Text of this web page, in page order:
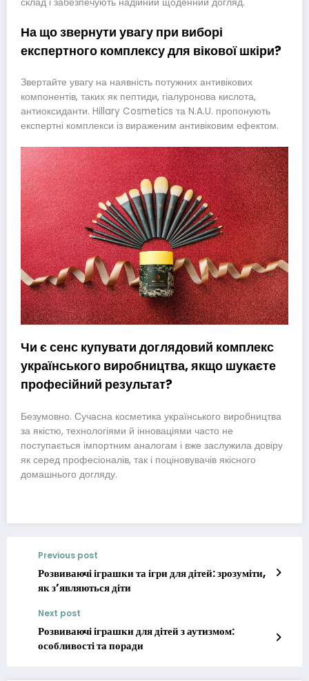
На що звернути увагу при виборі
експертного комплексу для вікової шкіри?
Звертайте увагу на наявність потужних антивікових
компонентів, таких як пептиди, гіалуронова кислота,
антиоксиданти. Hillary Cosmetics та N.A.U. пропонують
експертні комплекси із вираженим антивіковим ефектом.
Чи є сенс купувати доглядовий комплекс
українського виробництва, якщо шукаєте
професійний результат?
Безумовно. Сучасна косметика українського виробництва
за якістю, технологіями й інноваціями часто не
поступається імпортним аналогам і вже заслужила довіру
як серед професіоналів, так і поціновувачів якісного
домашнього догляду.
Previous post
Розвиваючі іграшки та ігри для дітей: зрозуміти,
як з’являються діти
Next post
Розвиваючі іграшки для дітей з аутизмом:
особливості та поради